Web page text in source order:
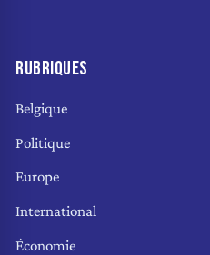
RUBRIQUES
Belgique
Politique
Europe
International
Économie